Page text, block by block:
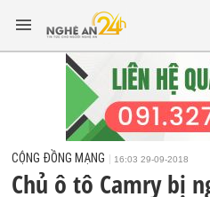
CỘNG ĐỒNG MẠNG 16:03 29-09-2018
Chủ ô tô Camry bị